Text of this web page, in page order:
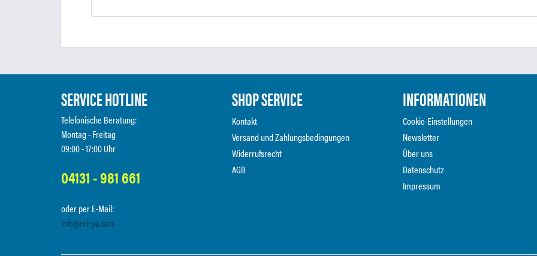
SERVICE HOTLINE
Telefonische Beratung:
Montag - Freitag
09:00 - 17:00 Uhr
04131 - 981 661
oder per E-Mail:
info@rei-pa.com
SHOP SERVICE
Kontakt
Versand und Zahlungsbedingungen
Widerrufsrecht
AGB
INFORMATIONEN
Cookie-Einstellungen
Newsletter
Über uns
Datenschutz
Impressum